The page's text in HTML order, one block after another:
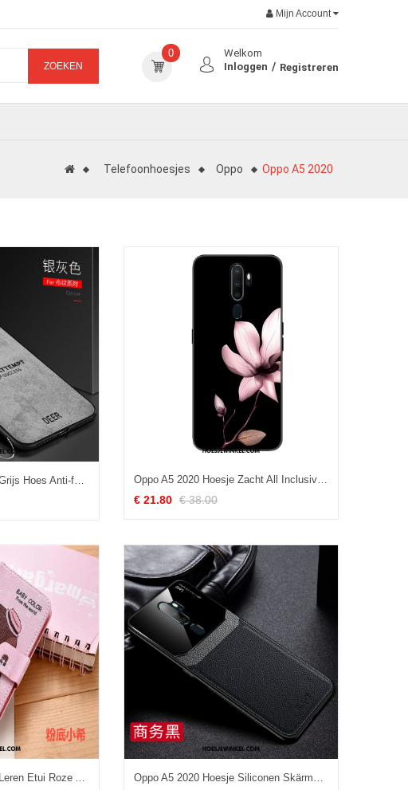
Mijn Account
ZOEKEN
Welkom
Inloggen
Registreren
0
Telefoonhoesjes Oppo Oppo A5 2020
Oppo A5 2020 Hoesje Zacht All Inclusive Mobiele Telefoon, Oppo A5 2020 Hoesje Patroon Mooie
€ 21.80 € 38.00